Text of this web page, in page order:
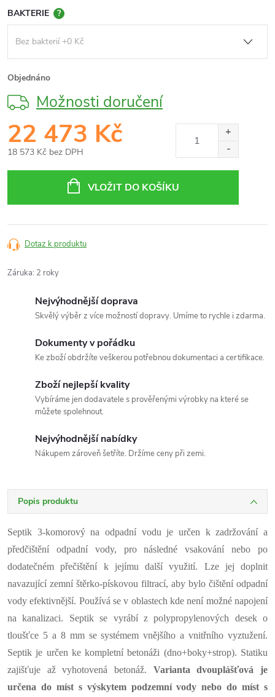
BAKTERIE ?
Objednáno
Možnosti doručení
22 473 Kč
18 573 Kč bez DPH
VLOŽIT DO KOŠÍKU
Dotaz k produktu
Záruka: 2 roky
Nejvýhodnější doprava
Skvělý výběr z více možností dopravy. Umíme to rychle i zdarma.
Dokumenty v pořádku
Ke zboží obdržíte veškerou potřebnou dokumentaci a certifikace.
Zboží nejlepší kvality
Vybíráme jen dodavatele s prověřenými výrobky na které se
můžete spolehnout.
Nejvýhodnější nabídky
Nákupem zároveň šetříte. Držíme ceny při zemi.
Popis produktu
Septik 3-komorový na odpadní vodu je určen k zadržování a
předčištění odpadní vody, pro následné vsakování nebo po
dodatečném přečištění k jejímu další využití. Lze jej doplnit
navazující zemní štěrko-pískovou filtrací, aby bylo čištění odpadní
vody efektivnější. Používá se v oblastech kde není možné napojení
na kanalizaci. Septikse vyrábí z polypropylenových desek o
tloušťce 5 a 8 mm se systémem vnějšího a vnitřního vyztužení.
Septik je určen ke kompletní betonáži (dno+boky+strop). Statiku
zajišťuje až vyhotovená betonáž. Varianta dvouplášťová je
určena do míst s výskytem podzemní vody nebo do míst s